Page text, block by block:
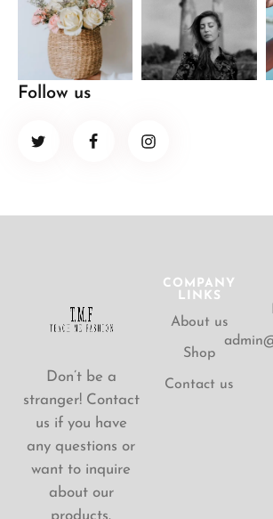
Follow us
Don’t be a
stranger! Contact
us if you have
any questions or
want to inquire
about our
COMPANY
LINKS
About us
Shop
Contact us